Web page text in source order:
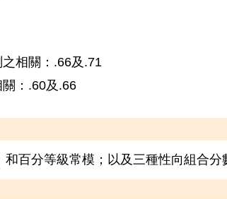
相關：.66及.71
：.60及.66
百分等級常模；以及三種性向組合分